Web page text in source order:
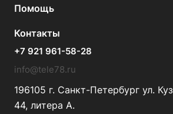
Помощь
Контакты
+7 921 961-58-28
info@tele78.ru
196105 г. Санкт-Петербург ул.
44, литера А.